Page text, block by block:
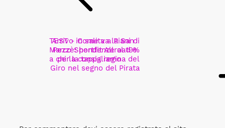
TEST - Come va la San
Marco Shortfit Allroad e
a chi la consigliamo
Arrivo in salita a Piani di
Pezzè: pendenze al 19%
per la tappa regina del
Giro nel segno del Pirata